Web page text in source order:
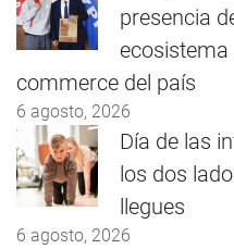
presencia
ecosistema
commerce del país
6 agosto, 2026
Día de las
los dos
llegues
6 agosto, 2026